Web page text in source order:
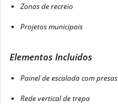
Zonas de recreio
Projetos municipais
Elementos Incluídos
Painel de escalada com presas
Rede vertical de trepa